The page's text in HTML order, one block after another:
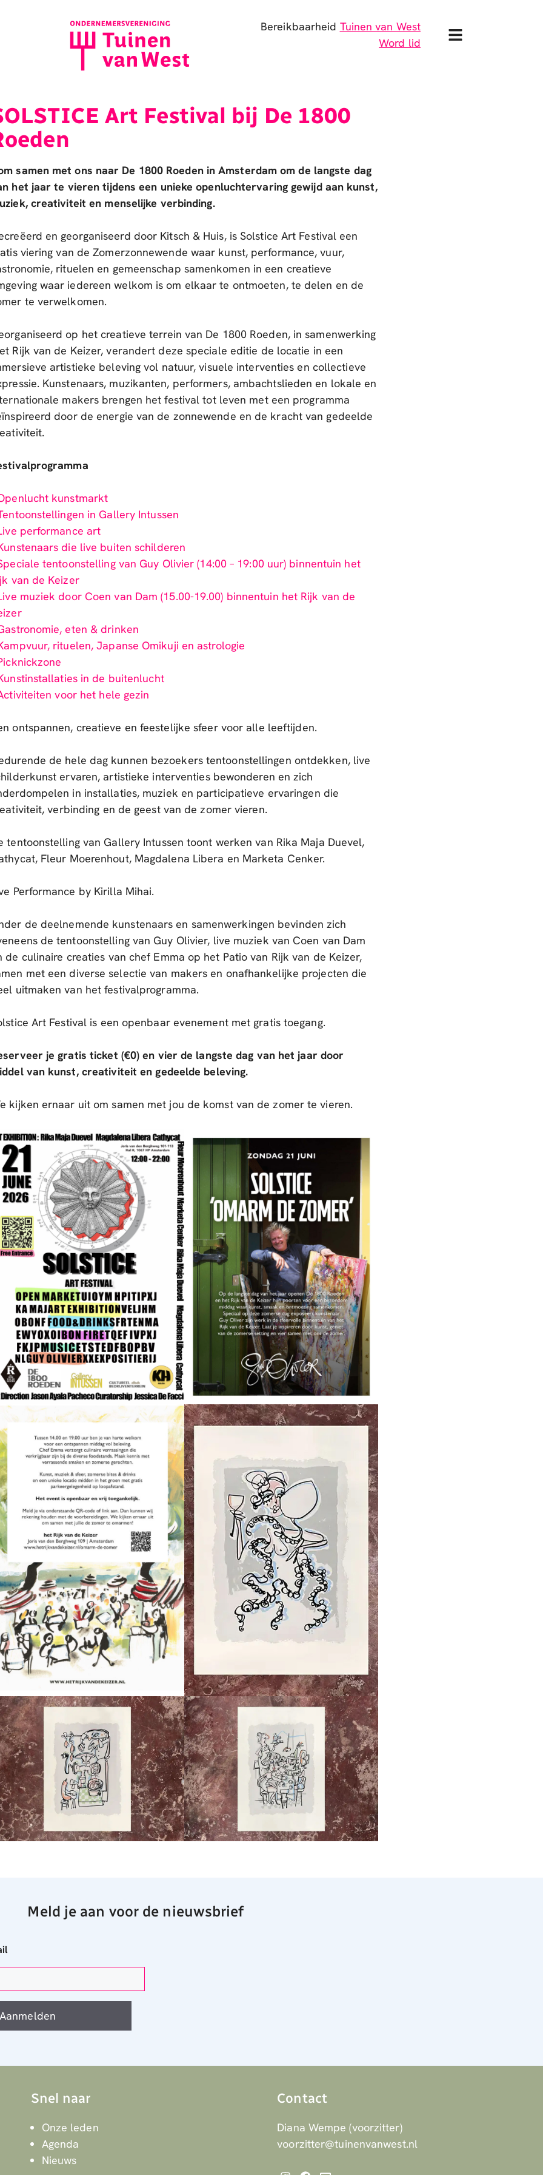
Bereikbaarheid Tuinen van West
Word lid
Art Festival bij De 1800
samen met ons naar De 1800 Roeden in Amsterdam om de langste dag
het jaar te vieren tijdens een unieke openluchtervaring gewijd aan kunst,
creativiteit en menselijke verbinding.
en georganiseerd door Kitsch & Huis, is Solstice Art Festival een
viering van de Zomerzonnewende waar kunst, performance, vuur,
rituelen en gemeenschap samenkomen in een creatieve
waar iedereen welkom is om elkaar te ontmoeten, te delen en de
te verwelkomen.
op het creatieve terrein van De 1800 Roeden, in samenwerking
Rijk van de Keizer, verandert deze speciale editie de locatie in een
artistieke beleving vol natuur, visuele interventies en collectieve
Kunstenaars, muzikanten, performers, ambachtslieden en lokale en
makers brengen het festival tot leven met een programma
door de energie van de zonnewende en de kracht van gedeelde
kunstmarkt
in Gallery Intussen
performance art
die live buiten schilderen
tentoonstelling van Guy Olivier (14:00 – 19:00 uur) binnentuin het
van de Keizer
muziek door Coen van Dam (15.00-19.00) binnentuin het Rijk van de
eten & drinken
rituelen, Japanse Omikuji en astrologie
in de buitenlucht
voor het hele gezin
ontspannen, creatieve en feestelijke sfeer voor alle leeftijden.
de hele dag kunnen bezoekers tentoonstellingen ontdekken, live
ervaren, artistieke interventies bewonderen en zich
in installaties, muziek en participatieve ervaringen die
verbinding en de geest van de zomer vieren.
tentoonstelling van Gallery Intussen toont werken van Rika Maja Duevel,
Fleur Moerenhout, Magdalena Libera en Marketa Cenker.
Performance by Kirilla Mihai.
de deelnemende kunstenaars en samenwerkingen bevinden zich
de tentoonstelling van Guy Olivier, live muziek van Coen van Dam
de culinaire creaties van chef Emma op het Patio van Rijk van de Keizer,
met een diverse selectie van makers en onafhankelijke projecten die
uitmaken van het festivalprogramma.
Art Festival is een openbaar evenement met gratis toegang.
je gratis ticket (€0) en vier de langste dag van het jaar door
van kunst, creativiteit en gedeelde beleving.
kijken ernaar uit om samen met jou de komst van de zomer te vieren.
Meld je aan voor de nieuwsbrief
Aanmelden
Snel naar
Onze leden
Agenda
Nieuws
Contact
Diana Wempe (voorzitter)
voorzitter@tuinenvanwest.nl